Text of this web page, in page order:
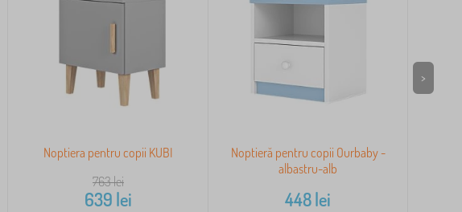
Noptiera pentru copii KUBI
763lei
639 lei
Noptieră pentru copii Ourbaby -
albastru-alb
448lei
>